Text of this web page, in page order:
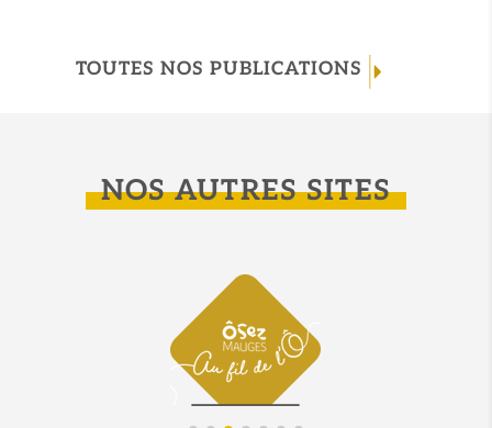
TOUTES NOS PUBLICATIONS
NOS AUTRES SITES